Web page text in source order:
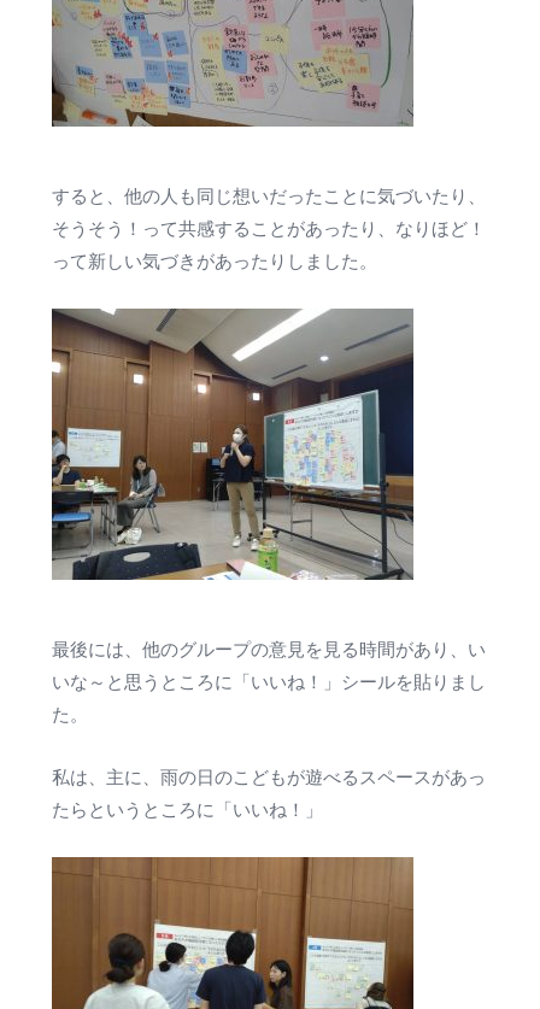
すると、他の人も同じ想いだったことに気づいたり、
そうそう！って共感することがあったり、なりほど！
って新しい気づきがあったりしました。
最後には、他のグループの意見を見る時間があり、い
いな～と思うところに「いいね！」シールを貼りまし
た。
私は、主に、雨の日のこどもが遊べるスペースがあっ
たらというところに「いいね！」